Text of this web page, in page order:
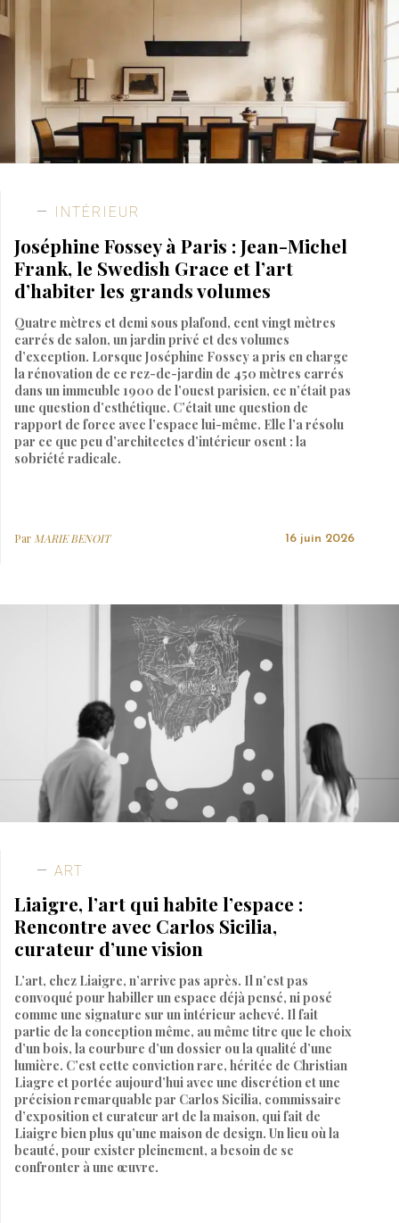
INTÉRIEUR
Joséphine Fossey à Paris : Jean-Michel
Frank, le Swedish Grace et l’art
d’habiter les grands volumes
Quatre mètres et demi sous plafond, cent vingt mètres
carrés de salon, un jardin privé et des volumes
d’exception. Lorsque Joséphine Fossey a pris en charge
la rénovation de ce rez-de-jardin de 450 mètres carrés
dans un immeuble 1900 de l’ouest parisien, ce n’était pas
une question d’esthétique. C’était une question de
rapport de force avec l’espace lui-même. Elle l’a résolu
par ce que peu d’architectes d’intérieur osent : la
sobriété radicale.
Par MARIE BENOIT 16 juin 2026
ART
Liaigre, l’art qui habite l’espace :
Rencontre avec Carlos Sicilia,
curateur d’une vision
L’art, chez Liaigre, n’arrive pas après. Il n’est pas
convoqué pour habiller un espace déjà pensé, ni posé
comme une signature sur un intérieur achevé. Il fait
partie de la conception même, au même titre que le choix
d’un bois, la courbure d’un dossier ou la qualité d’une
lumière. C’est cette conviction rare, héritée de Christian
Liagre et portée aujourd’hui avec une discrétion et une
précision remarquable par Carlos Sicilia, commissaire
d’exposition et curateur art de la maison, qui fait de
Liaigre bien plus qu’une maison de design. Un lieu où la
beauté, pour exister pleinement, a besoin de se
confronter à une œuvre.